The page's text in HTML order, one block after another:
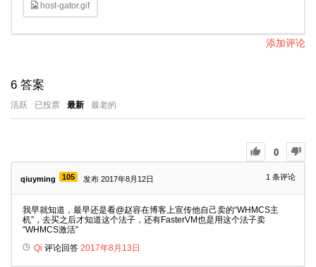
host-gator.gif
添加评论
6 答案
活跃 已投票 最新 最老的
0
qiuyming 105 发布 2017年8月12日 1 条评论
我早就知道，最早还是看@赵容在博客上宣传他自己卖的“WHMCS主
机”，去买之后才知道这个法子，还有FasterVM也是用这个法子卖
“WHMCS激活”
Qi 评论回答 2017年8月13日